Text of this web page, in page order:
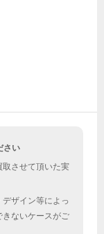
さい
取させて頂いた実
ザイン等によっ
ないケースがご